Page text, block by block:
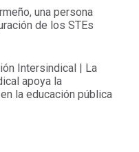
una persona
de los STEs
Intersindical | La
apoya la
la educación pública